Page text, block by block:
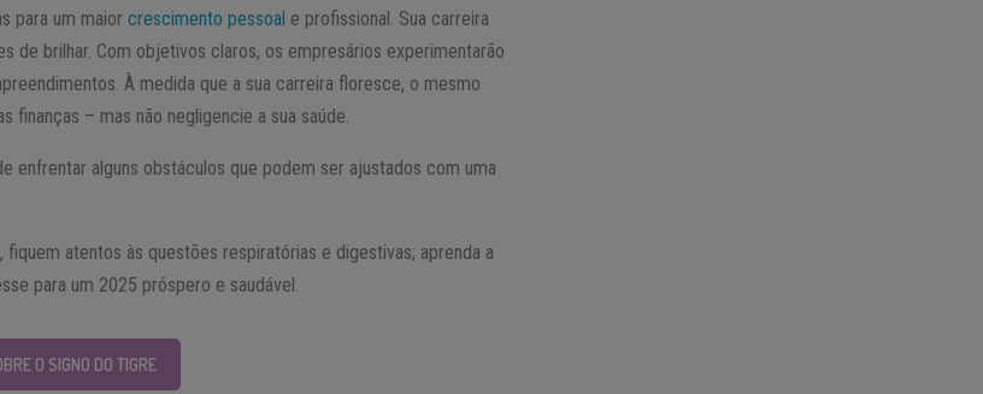
para um maiorcrescimento pessoal e profissional. Sua carreira
de brilhar. Com objetivos claros, os empresários experimentarão
À medida que a sua carreira floresce, o mesmo
finanças – mas não negligencie a sua saúde.
enfrentar alguns obstáculos que podem ser ajustados com uma
fiquem atentos às questões respiratórias e digestivas; aprenda a
para um 2025 próspero e saudável.
O SIGNO DO TIGRE